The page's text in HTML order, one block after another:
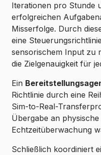
Iterationen pro Stunde
erfolgreichen
Misserfolge. Durch
eine
sensorischem Input zu
die Zielgenauigkeit für
Ein
Richtlinie durch eine
Sim-to-Real-
Übergabe an
Echtzeitüberwachung
Schließlich koordiniert